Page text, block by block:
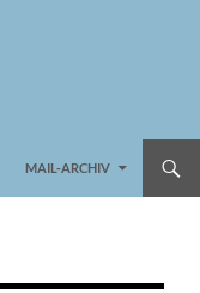
MAIL-ARCHIV